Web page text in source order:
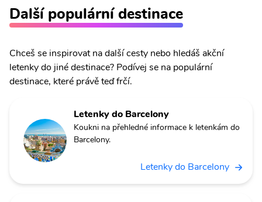
Další populární destinace
Chceš se inspirovat na další cesty nebo hledáš akční
letenky do jiné destinace? Podívej se na populární
destinace, které právě teď frčí.
Letenky do Barcelony
Koukni na přehledné informace k letenkám do
Barcelony.
Letenky do Barcelony